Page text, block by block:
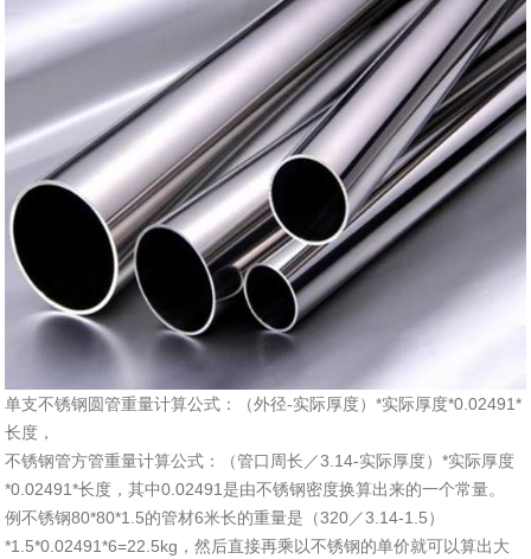
单支不锈钢圆管重量计算公式：（外径-实际厚度）*实际厚度*0.02491*
长度，
不锈钢管方管重量计算公式：（管口周长／3.14-实际厚度）*实际厚度
*0.02491*长度，其中0.02491是由不锈钢密度换算出来的一个常量。
例不锈钢80*80*1.5的管材6米长的重量是（320／3.14-1.5）
*1.5*0.02491*6=22.5kg，然后直接再乘以不锈钢的单价就可以算出大